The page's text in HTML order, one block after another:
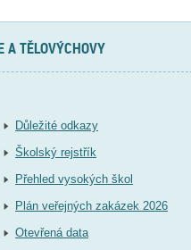
A TĚLOVÝCHOVY
Důležité odkazy
Školský rejstřík
Přehled vysokých škol
Plán veřejných zakázek 2026
Otevřená data